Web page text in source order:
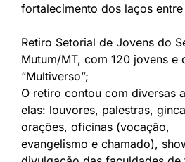
fortalecimento dos laços
Retiro Setorial de Jovens do
Mutum/MT, com 120 jovens e
“Multiverso”;
O retiro contou com diversas
elas: louvores, palestras,
orações, oficinas (vocação,
evangelismo e chamado),